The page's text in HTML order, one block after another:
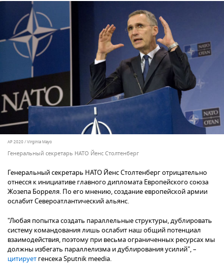
AP 2020 / Virginia Mayo
Генеральный секретарь НАТО Йенс Столтенберг
Генеральный секретарь НАТО Йенс Столтенберг отрицательно
отнесся к инициативе главного дипломата Европейского союза
Жозепа Борреля. По его мнению, создание европейской армии
ослабит Североатлантический альянс.
"Любая попытка создать параллельные структуры, дублировать
систему командования лишь ослабит наш общий потенциал
взаимодействия, поэтому при весьма ограниченных ресурсах мы
должны избегать параллелизма и дублирования усилий", –
цитирует генсека Sputnik meedia.